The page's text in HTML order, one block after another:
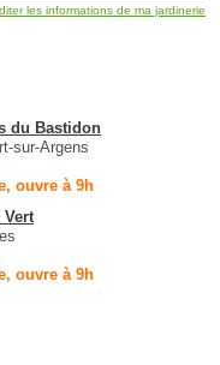
les informations de ma jardinerie
du Bastidon
sur-Argens
ouvre à 9h
Vert
ouvre à 9h